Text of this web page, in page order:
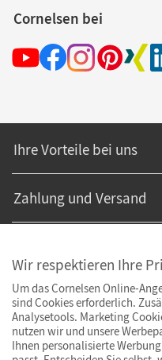
Cornelsen bei
Ihre Vorteile bei uns
Zahlung und Versand
Wir respektieren Ihre
Um das Cornelsen Online-
sind Cookies erforderlich.
Analysetools. Marketing
nutzen wir und unsere
Ihnen personalisierte